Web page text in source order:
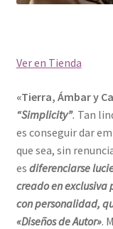
Ver en Tienda
«Tierra, Ámbar y
“Simplicity”. Tan
es conseguir dar
que sea, sin
es diferenciarse
creado en exclusiva
con personalidad,
«Diseños de Autor».